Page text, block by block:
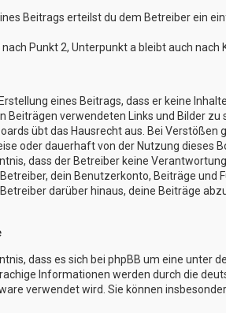
Beitrags erteilst du dem Betreiber ein
Punkt 2, Unterpunkt a bleibt auch
eines Beitrags, dass er keine
Beiträgen verwendeten Links und Bilder zu
übt das Hausrecht aus. Bei
oder dauerhaft von der Nutzung dieses
dass der Betreiber keine
dein Benutzerkonto, Beiträge und
darüber hinaus, deine Beiträge
dass es sich bei phpBB um eine unter
Informationen werden durch die
verwendet wird. Sie können